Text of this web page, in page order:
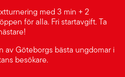
med 3 min + 2
för alla. Fri startavgift. Ta
av Göteborgs bästa ungdomar i
besökare.